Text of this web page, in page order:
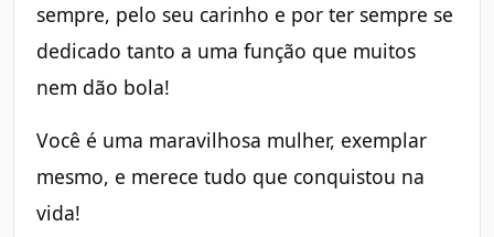
sempre, pelo seu carinho e por ter sempre se
dedicado tanto a uma função que muitos
nem dão bola!
Você é uma maravilhosa mulher, exemplar
mesmo, e merece tudo que conquistou na
vida!